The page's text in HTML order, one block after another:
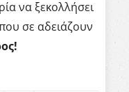
να ξεκολλήσει
σε αδειάζουν